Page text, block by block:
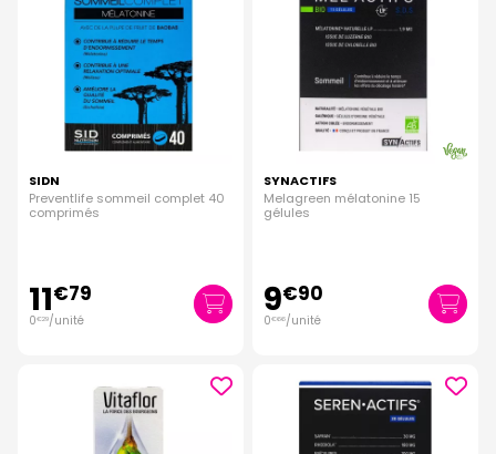
SIDN
Preventlife sommeil complet 40
comprimés
11€79
0€29/unité
SYNACTIFS
Melagreen mélatonine 15
gélules
9€90
0€66/unité